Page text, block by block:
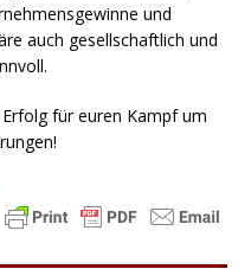
und
auch gesellschaftlich und
für euren Kampf um